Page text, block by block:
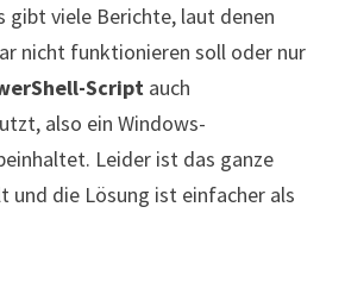
gibt viele Berichte, laut denen
nicht funktionieren soll oder nur
Scriptauch
also ein Windows-
Leider ist das ganze
und die Lösung ist einfacher als